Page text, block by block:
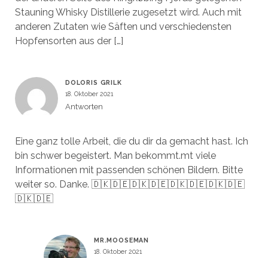
Stauning Whisky Distillerie zugesetzt wird. Auch mit
anderen Zutaten wie Säften und verschiedensten
Hopfensorten aus der […]
DOLORIS GRILK
18. Oktober 2021
Antworten
Eine ganz tolle Arbeit, die du dir da gemacht hast. Ich
bin schwer begeistert. Man bekommt.mt viele
Informationen mit passenden schönen Bildern. Bitte
weiter so. Danke. 🇩🇰🇩🇪🇩🇰🇩🇪🇩🇰🇩🇪🇩🇰🇩🇪
🇩🇰🇩🇪
MR.MOOSEMAN
18. Oktober 2021